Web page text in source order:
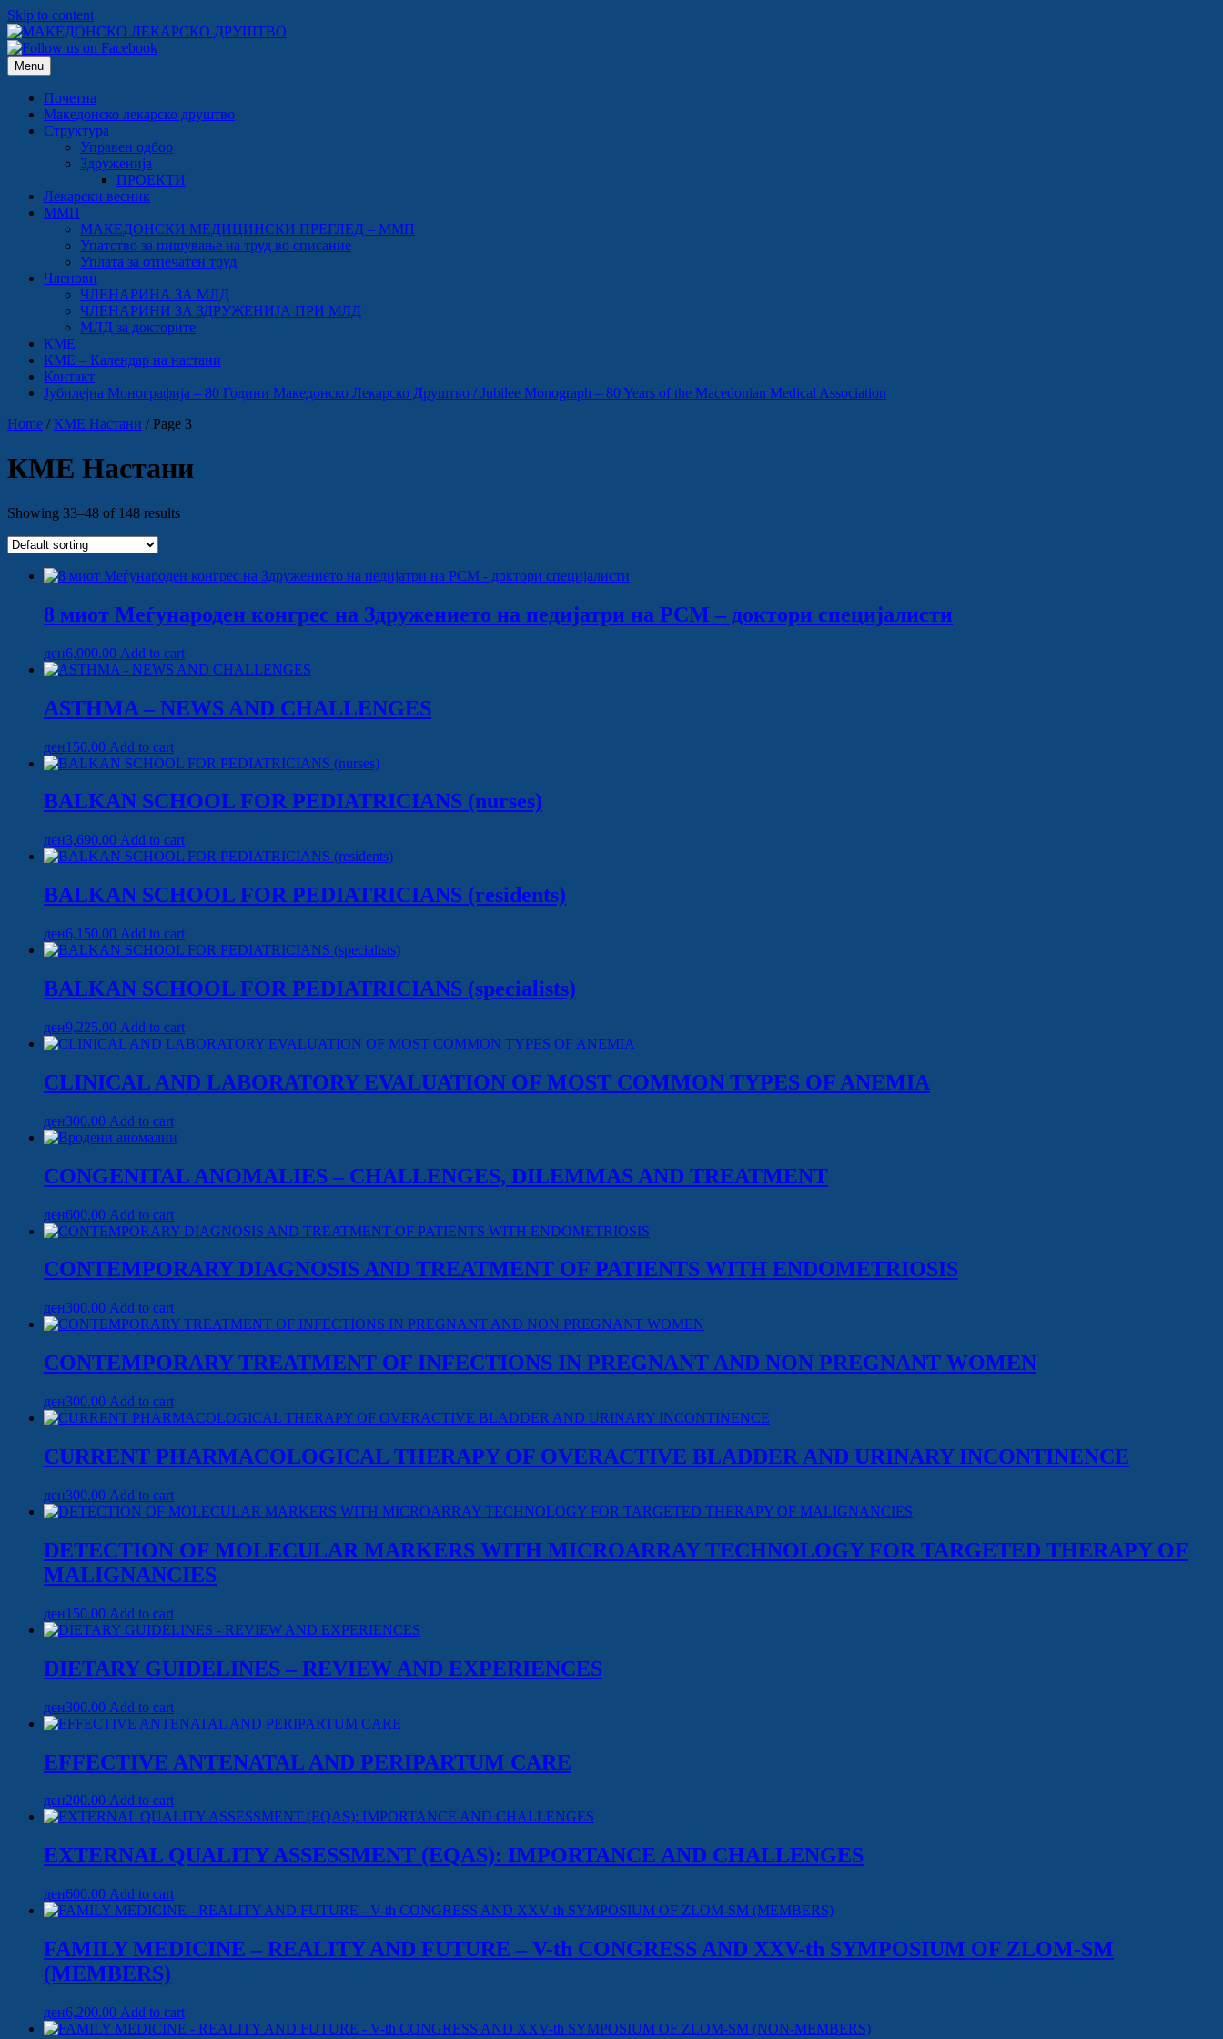
Skip to content
Menu
Почетна
Македонско лекарско друштво
Структура
Управен одбор
Здруженија
ПРОЕКТИ
Лекарски весник
ММП
МАКЕДОНСКИ МЕДИЦИНСКИ ПРЕГЛЕД – ММП
Упатство за пишување на труд во списание
Уплата за отпечатен труд
Членови
ЧЛЕНАРИНА ЗА МЛД
ЧЛЕНАРИНИ ЗА ЗДРУЖЕНИЈА ПРИ МЛД
МЛД за докторите
КМЕ
КМЕ – Календар на настани
Контакт
Јубилејна Монографија – 80 Години Македонско Лекарско Друштво / Jubilee Monograph – 80 Years of the Macedonian Medical Association
Home /КМЕ Настани / Page 3
КМЕ Настани
Showing 33–48 of 148 results
8 миот Меѓународен конгрес на Здружението на педијатри на РСМ – доктори специјалисти
ден6,000.00 Add to cart
ASTHMA – NEWS AND CHALLENGES
ден150.00 Add to cart
BALKAN SCHOOL FOR PEDIATRICIANS (nurses)
ден3,690.00 Add to cart
BALKAN SCHOOL FOR PEDIATRICIANS (residents)
ден6,150.00 Add to cart
BALKAN SCHOOL FOR PEDIATRICIANS (specialists)
ден9,225.00 Add to cart
CLINICAL AND LABORATORY EVALUATION OF MOST COMMON TYPES OF ANEMIA
ден300.00 Add to cart
CONGENITAL ANOMALIES – CHALLENGES, DILEMMAS AND TREATMENT
ден600.00 Add to cart
CONTEMPORARY DIAGNOSIS AND TREATMENT OF PATIENTS WITH ENDOMETRIOSIS
ден300.00 Add to cart
CONTEMPORARY TREATMENT OF INFECTIONS IN PREGNANT AND NON PREGNANT WOMEN
ден300.00 Add to cart
CURRENT PHARMACOLOGICAL THERAPY OF OVERACTIVE BLADDER AND URINARY INCONTINENCE
ден300.00 Add to cart
DETECTION OF MOLECULAR MARKERS WITH MICROARRAY TECHNOLOGY FOR TARGETED THERAPY OF
MALIGNANCIES
ден150.00 Add to cart
DIETARY GUIDELINES – REVIEW AND EXPERIENCES
ден300.00 Add to cart
EFFECTIVE ANTENATAL AND PERIPARTUM CARE
ден200.00 Add to cart
EXTERNAL QUALITY ASSESSMENT (EQAS): IMPORTANCE AND CHALLENGES
ден600.00 Add to cart
FAMILY MEDICINE – REALITY AND FUTURE – V-th CONGRESS AND XXV-th SYMPOSIUM OF ZLOM-SM
(MEMBERS)
ден6,200.00 Add to cart